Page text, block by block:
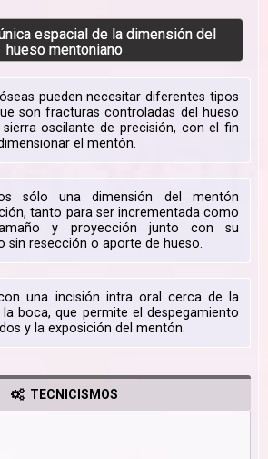
espacial de la dimensión del
hueso mentoniano
pueden necesitar diferentes tipos
son fracturas controladas del hueso
oscilante de precisión, con el fin
el mentón.
sólo una dimensión del mentón
tanto para ser incrementada como
y proyección junto con su
sin resección o aporte de hueso.
una incisión intra oral cerca de la
boca, que permite el despegamiento
y la exposición del mentón.
TECNICISMOS